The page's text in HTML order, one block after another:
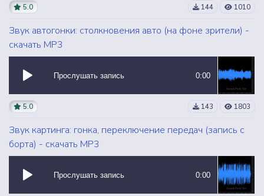
5.0 144 1010
Звук автогонки: столкновения авто (на фоне зрители) -
скачать MP3
Прослушать запись 0:00
5.0 143 1803
Звук картинга: гонка, переключение передач (запись с
борта) - скачать MP3
Прослушать запись 0:00